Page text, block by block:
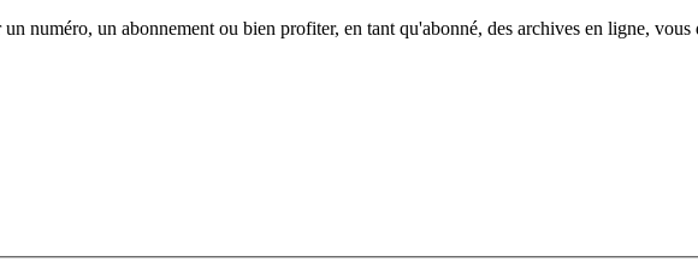
numéro, un abonnement ou bien profiter, en tant qu'abonné, des archives en ligne,